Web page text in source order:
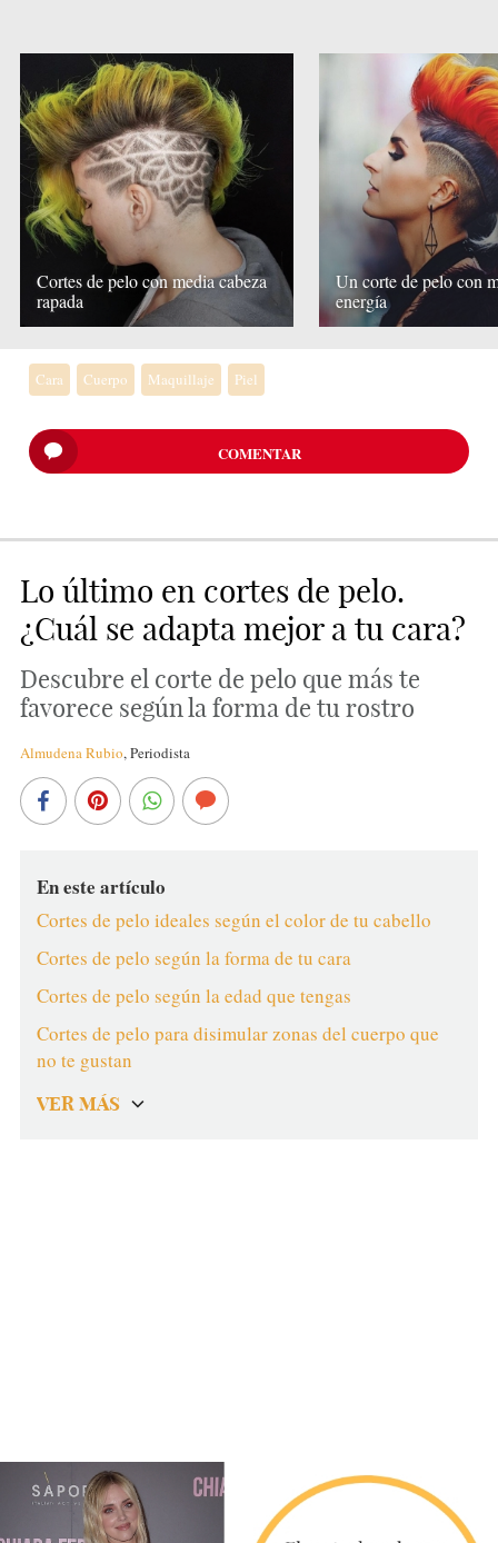
Cortes de pelo con media cabeza
rapada
Un corte de pelo con
energía
Cara Cuerpo Maquillaje Piel
COMENTAR
Lo último en cortes de pelo.
¿Cuál se adapta mejor a tu cara?
Descubre el corte de pelo que más te
favorece según la forma de tu rostro
Almudena Rubio,Periodista
En este artículo
Cortes de pelo ideales según el color de tu cabello
Cortes de pelo según la forma de tu cara
Cortes de pelo según la edad que tengas
Cortes de pelo para disimular zonas del cuerpo que
no te gustan